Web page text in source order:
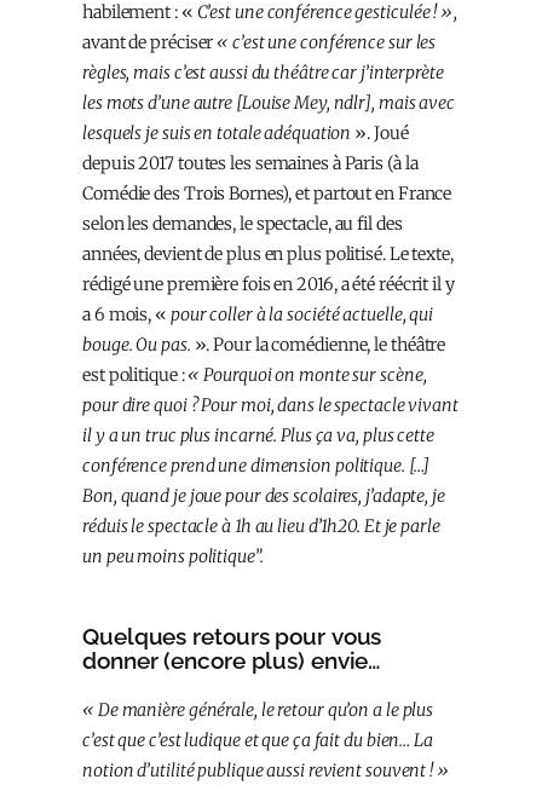
habilement : « C’est une conférence gesticulée ! »,
avant de préciser« c’est une conférence sur les
règles, mais c’est aussi du théâtre car j’interprète
les mots d’une autre [Louise Mey, ndlr], mais avec
lesquels je suis en totale adéquation ». Joué
depuis 2017 toutes les semaines à Paris (à la
Comédie des Trois Bornes), et partout en France
selon les demandes, le spectacle, au fil des
années, devient de plus en plus politisé. Le texte,
rédigé une première fois en 2016, a été réécrit il y
a 6 mois, « pour coller à la société actuelle, qui
bouge. Ou pas. ». Pour la comédienne, le théâtre
est politique :« Pourquoi on monte sur scène,
pour dire quoi ? Pour moi, dans le spectacle vivant
il y a un truc plus incarné. Plus ça va, plus cette
conférence prend une dimension politique. […]
Bon, quand je joue pour des scolaires, j’adapte, je
réduis le spectacle à 1h au lieu d’1h20. Et je parle
un peu moins politique”.
Quelques retours pour vous
donner (encore plus) envie…
« De manière générale, le retour qu’on a le plus
c’est que c’est ludique et que ça fait du bien… La
notion d’utilité publique aussi revient souvent ! »